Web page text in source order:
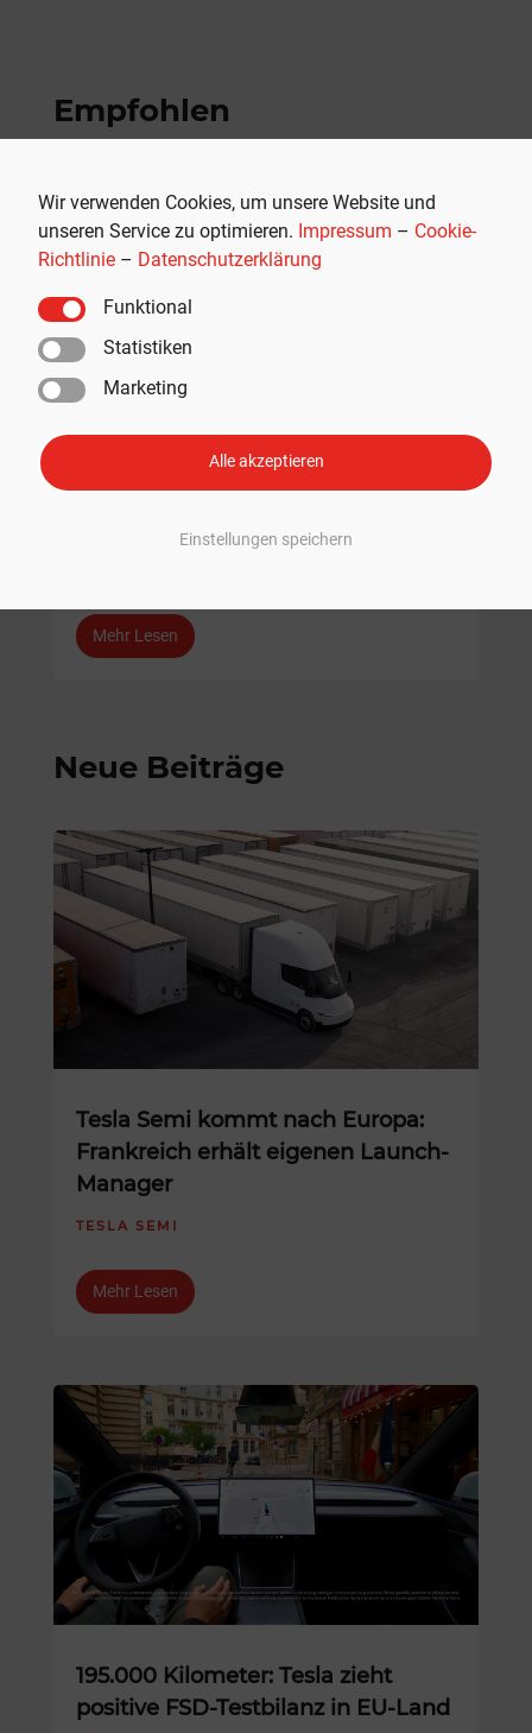
Wir verwenden Cookies, um unsere Website und
unseren Service zu optimieren. Impressum – Cookie-
Richtlinie – Datenschutzerklärung
Funktional
Statistiken
Marketing
Alle akzeptieren
Einstellungen speichern
Empfohlen
THG-Quote verkaufen: Als E-Auto-
Fahrer schnell und einfach 400
Euro Prämie sichern
Mehr Lesen
Neue Beiträge
Tesla Semi kommt nach Europa:
Frankreich erhält eigenen Launch-
Manager
TESLA SEMI
Mehr Lesen
195.000 Kilometer: Tesla zieht
positive FSD-Testbilanz in EU-Land